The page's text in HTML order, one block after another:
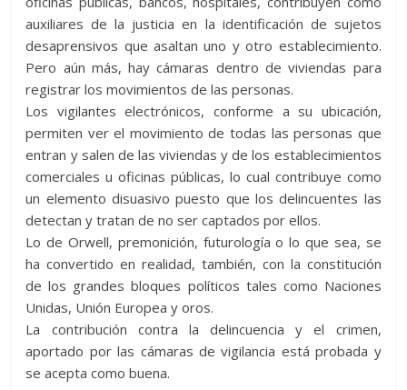
auxiliares de la justicia en la identificación de sujetos
desaprensivos que asaltan uno y otro establecimiento.
Pero aún más, hay cámaras dentro de viviendas para
registrar los movimientos de las personas.
Los vigilantes electrónicos, conforme a su ubicación,
permiten ver el movimiento de todas las personas que
entran y salen de las viviendas y de los establecimientos
comerciales u oficinas públicas, lo cual contribuye como
un elemento disuasivo puesto que los delincuentes las
detectan y tratan de no ser captados por ellos.
Lo de Orwell, premonición, futurología o lo que sea, se
ha convertido en realidad, también, con la constitución
de los grandes bloques políticos tales como Naciones
Unidas, Unión Europea y oros.
La contribución contra la delincuencia y el crimen,
aportado por las cámaras de vigilancia está probada y
se acepta como buena.